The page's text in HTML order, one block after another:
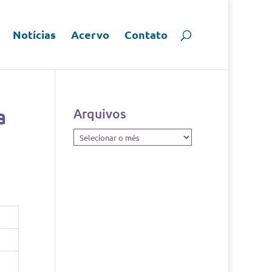
Notícias Acervo Contato
Arquivos
Arquivos